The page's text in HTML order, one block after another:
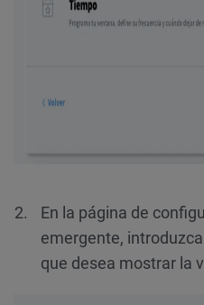
En la página de
emergente,
que desea mostrar la